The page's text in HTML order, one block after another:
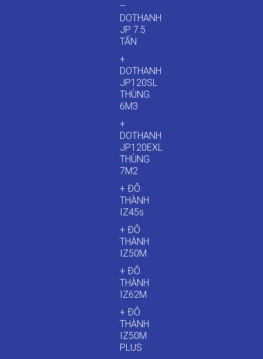
–
DOTHANH
JP 7.5
TẤN
+
DOTHANH
JP120SL
THÙNG
6M3
+
DOTHANH
JP120EXL
THÙNG
7M2
+ ĐÔ
THÀNH
IZ45s
+ ĐÔ
THÀNH
IZ50M
+ ĐÔ
THÀNH
IZ62M
+ ĐÔ
THÀNH
IZ50M
PLUS